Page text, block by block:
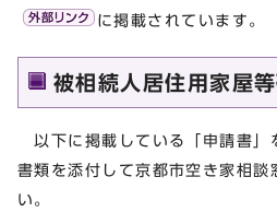
に掲載されています。
被相続人居住用家屋
以下に掲載している「申請書」
書類を添付して京都市空き家相談
い。